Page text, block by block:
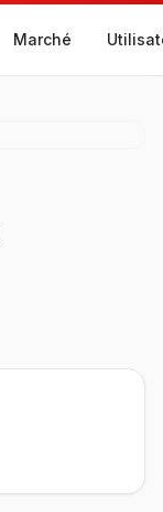
Marché